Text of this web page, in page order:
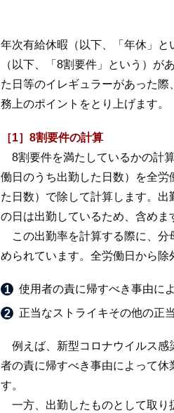
年次有給休暇（以下、「年休」
（以下、「8割要件」という）
た日等のイレギュラーがあった
務上のポイントをとり上げます。
［1］8割要件の計算
8割要件を満たしているかの計
働日のうち出勤した日数）を全
た日数）で除して計算します。
の日は出勤しているため、含めま
この出勤率を計算する際に、分
められています。全労働日から除
使用者の責に帰すべき事由に
正当なストライキその他の正
例えば、新型コロナウイルス感
者の責に帰すべき事由によって
す。
一方、出勤したものとして取り